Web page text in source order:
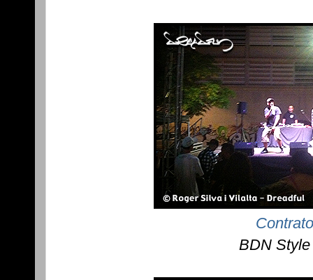
BDN